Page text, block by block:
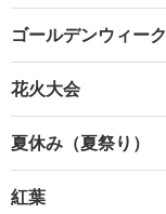
ゴールデンウィーク
花火大会
夏休み（夏祭り）
紅葉